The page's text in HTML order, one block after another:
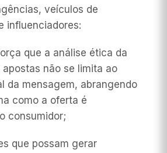
veículos de
influenciadores:
que a análise ética da
não se limita ao
da mensagem, abrangendo
como a oferta é
consumidor;
que possam gerar